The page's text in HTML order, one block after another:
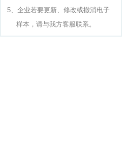
5、企业若要更新、修改或撤消电子
样本，请与我方客服联系。